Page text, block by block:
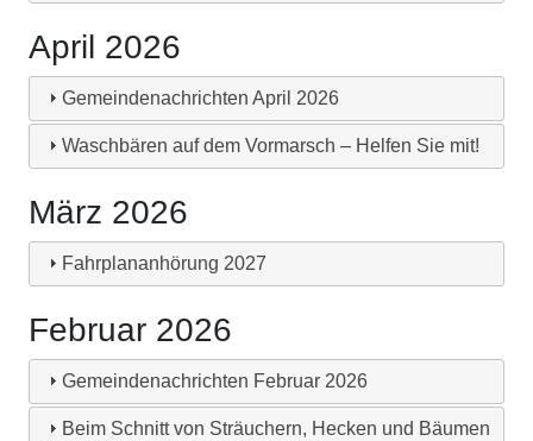
April 2026
Gemeindenachrichten April 2026
Waschbären auf dem Vormarsch – Helfen Sie mit!
März 2026
Fahrplananhörung 2027
Februar 2026
Gemeindenachrichten Februar 2026
Beim Schnitt von Sträuchern, Hecken und Bäumen